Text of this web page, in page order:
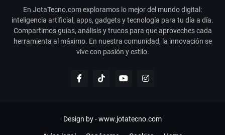
En JotaTecno.com exploramos lo mejor del mundo digital:
inteligencia artificial, apps, gadgets y tecnología para tu día a día.
Compartimos guías, análisis y trucos para que aproveches cada
herramienta al máximo. En nuestra comunidad, la innovación se
vive con pasión y estilo.
Design by -www.jotatecno.com